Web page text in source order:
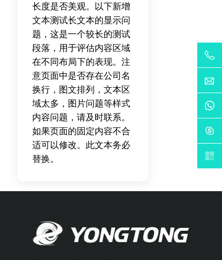
长度是否美观。以下新增
文本测试长文本的显示问
题，这是一个较长的测试
段落，用于评估内容区域
在不同布局下的表现。注
意页面中是否存在公司名
换行，图文排列，文本区
域太多，图片问题等样式
内容问题，请及时联系。
如果页面的固定内容不合
适可以修改。此文本务必
替换。